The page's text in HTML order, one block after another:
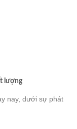
lượng
nay, dưới sự phát